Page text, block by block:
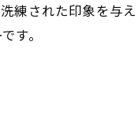
練された印象を与
す。